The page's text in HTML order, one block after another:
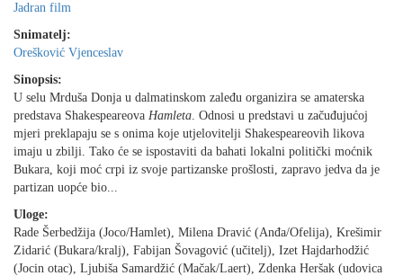
Jadran film
Snimatelj:
Orešković Vjenceslav
Sinopsis:
U selu Mrduša Donja u dalmatinskom zaleđu organizira se amaterska
predstava Shakespeareova Hamleta. Odnosi u predstavi u začuđujućoj
mjeri preklapaju se s onima koje utjelovitelji Shakespeareovih likova
imaju u zbilji. Tako će se ispostaviti da bahati lokalni politički moćnik
Bukara, koji moć crpi iz svoje partizanske prošlosti, zapravo jedva da je
partizan uopće bio...
Uloge:
Rade Šerbedžija (Joco/Hamlet), Milena Dravić (Anđa/Ofelija), Krešimir
Zidarić (Bukara/kralj), Fabijan Šovagović (učitelj), Izet Hajdarhodžić
(Jocin otac), Ljubiša Samardžić (Mačak/Laert), Zdenka Heršak (udovica